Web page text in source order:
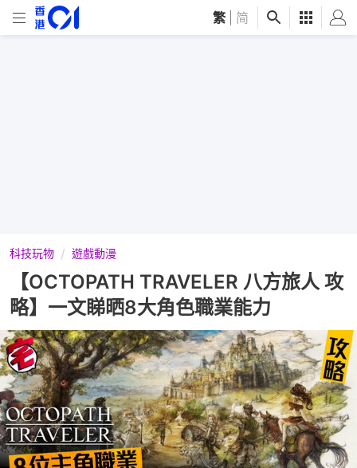
繁 简
科技玩物 遊戲動漫
【OCTOPATH TRAVELER 八方旅人 攻
略】一文睇晒8大角色職業能力